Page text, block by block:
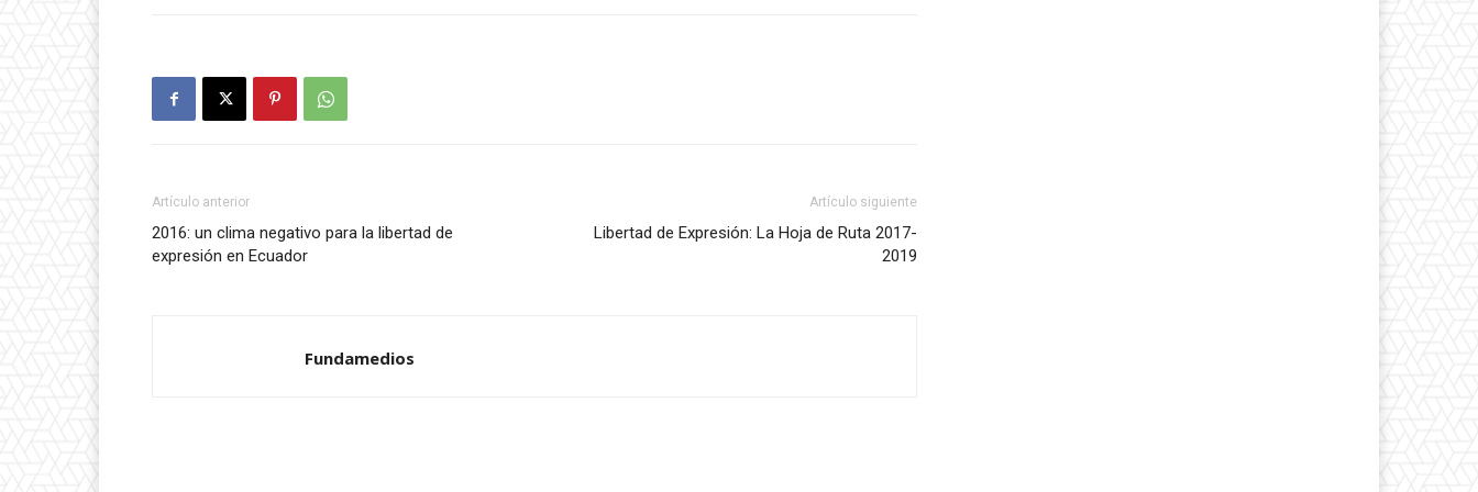
Artículo anterior
2016: un clima negativo para la libertad de
expresión en Ecuador
Artículo siguiente
Libertad de Expresión: La Hoja de Ruta 2017-
2019
Fundamedios